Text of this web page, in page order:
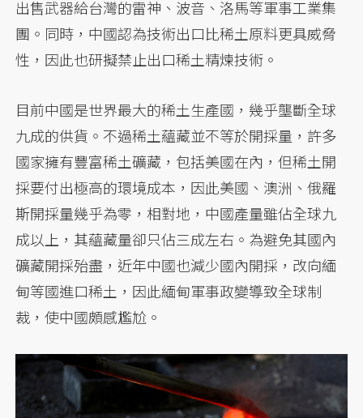
出售武器給台灣的雷神、波音、洛馬等軍事工業集
團。同時，中國認為技術出口比稀土原料更具威脅
性，因此也研擬禁止出口稀土精煉技術。
目前中國是世界最大的稀土生產國，幾乎壟斷全球
九成的供貨。不過稀土蘊藏並不等於開採量，許多
國家擁有豐富稀土礦藏，包括美國在內，但稀土開
採要付出極高的環境成本，因此美國、澳洲、俄羅
斯開採量幾乎為零，相對地，中國產量雖佔全球九
成以上，其蘊藏量卻只佔三成左右。為避免其國內
礦藏開採殆盡，近年中國也減少國內開採，改向緬
甸等國進口稀土，因此緬甸軍事政變導致全球制
裁，使中國頗感尷尬。